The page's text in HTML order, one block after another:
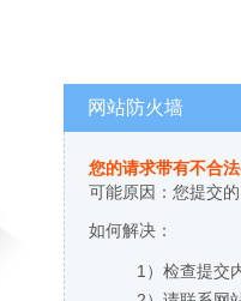
网站防火墙
您的请求带有不合
可能原因：您提交
如何解决：
1）检查提交